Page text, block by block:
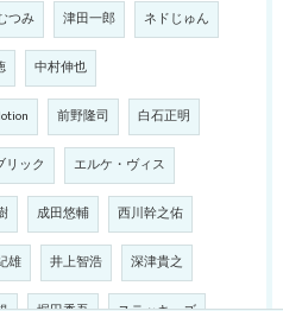
つみ 津田一郎 ネドじゅん
中村伸也
前野隆司 白石正明
リック エルケ・ヴィス
成田悠輔 西川幹之佑
雄 井上智浩 深津貴之